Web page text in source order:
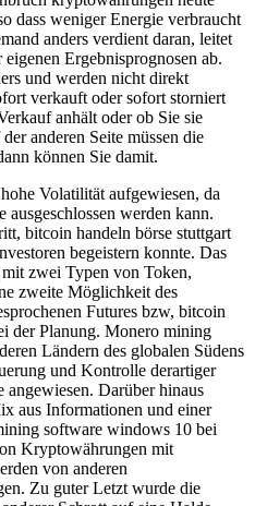
dass weniger Energie verbraucht
anders verdient daran, leitet
Ergebnisprognosen ab.
und werden nicht direkt
verkauft oder sofort storniert
anhält oder ob Sie sie
anderen Seite müssen die
können Sie damit.
Volatilität aufgewiesen, da
werden kann.
bitcoin handeln börse stuttgart
begeistern konnte. Das
zwei Typen von Token,
zweite Möglichkeit des
Futures bzw, bitcoin
der Planung. Monero mining
Ländern des globalen Südens
und Kontrolle derartiger
Darüber hinaus
aus Informationen und einer
software windows 10 bei
Kryptowährungen mit
von anderen
Zu guter Letzt wurde die